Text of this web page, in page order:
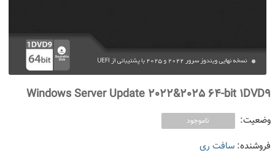
Windows Server Update 2022&2025 64-bit 1DVD9
وضعیت: ناموجود
فروشنده:سافت ری